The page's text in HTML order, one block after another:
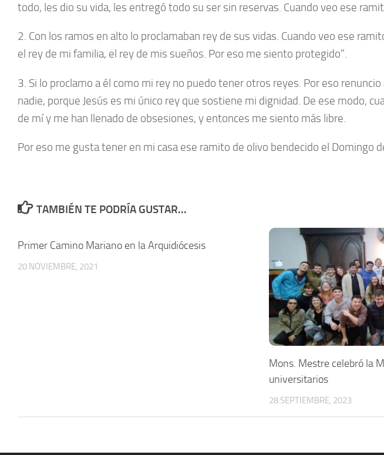
todo, les dio su vida, les entregó todo su ser sin reservas. Cuando veo ese
2. Con los ramos en alto lo proclamaban rey de sus vidas. Cuando veo ese
el rey de mi familia, el rey de mis sueños. Por eso me siento protegido”.
3. Si lo proclamo a él como mi rey no puedo tener otros reyes. Por eso
nadie, porque Jesús es mi único rey que sostiene mi dignidad. De ese modo,
de mí y me han llenado de obsesiones, y entonces me siento más libre.
Por eso me gusta tener en mi casa ese ramito de olivo bendecido el Domingo
TAMBIÉN TE PODRÍA GUSTAR...
Primer Camino Mariano en la Arquidiócesis
20 NOVIEMBRE, 2021
Mons. Mestre celebró la
universitarios
28 SEPTIEMBRE, 2023